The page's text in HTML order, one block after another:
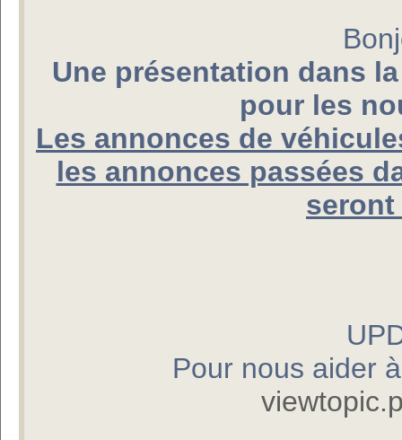
Une présentation dans
pour les
Les annonces de
les annonces passées
seront
Pour nous aider